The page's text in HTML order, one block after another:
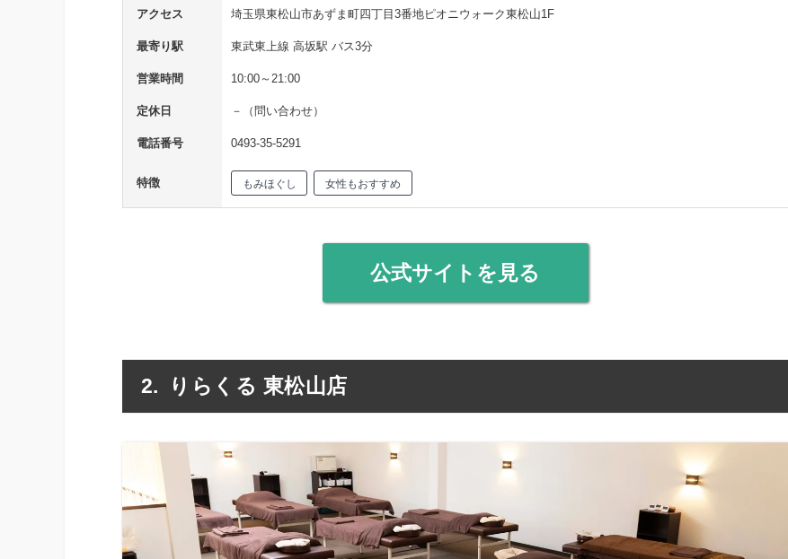
アクセス 埼玉県東松山市あずま町四丁目3番地ピオニウォーク東松山1F
最寄り駅 東武東上線 高坂駅 バス3分
営業時間 10:00～21:00
定休日 －（問い合わせ）
電話番号 0493-35-5291
特徴 もみほぐし 女性もおすすめ
公式サイトを見る
りらくる 東松山店